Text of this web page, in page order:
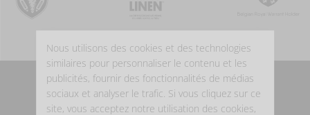
POURQUOI ACHETER DU LIN BELGE?
Nous utilisons des cookies et des technologies
similaires pour personnaliser le contenu et les
publicités, fournir des fonctionnalités de médias
sociaux et analyser le trafic. Si vous cliquez sur ce
site, vous acceptez notre utilisation des cookies,